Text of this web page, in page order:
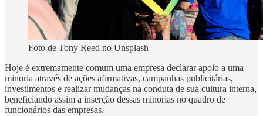
Foto de Tony Reed no Unsplash
Hoje é extremamente comum uma empresa declarar apoio a uma
minoria através de ações afirmativas, campanhas publicitárias,
investimentos e realizar mudanças na conduta de sua cultura interna,
beneficiando assim a inserção dessas minorias no quadro de
funcionários das empresas.